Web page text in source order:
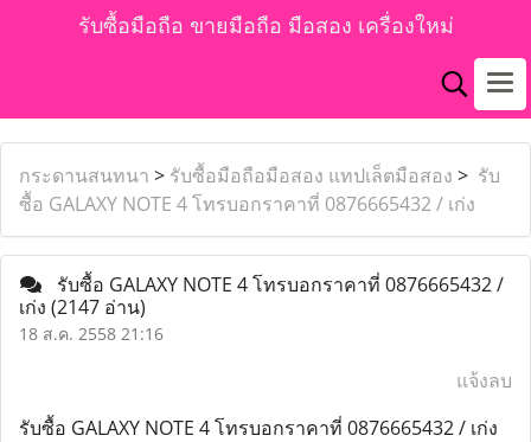
รับซื้อมือถือ ขายมือถือ มือสอง เครื่องใหม่
กระดานสนทนา > รับซื้อมือถือมือสอง แทปเล็ตมือสอง > รับ
ซื้อ GALAXY NOTE 4 โทรบอกราคาที่ 0876665432 / เก่ง
รับซื้อ GALAXY NOTE 4 โทรบอกราคาที่ 0876665432 /
เก่ง (2147 อ่าน)
18 ส.ค. 2558 21:16
แจ้งลบ
รับซื้อ GALAXY NOTE 4 โทรบอกราคาที่ 0876665432 / เก่ง